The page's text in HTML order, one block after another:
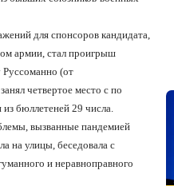
для спонсоров кандидата,
армии, стал проигрыш
Руссоманно (от
четвертое место с по
бюллетеней 29 числа.
вызванные пандемией
на улицы, беседовала с
и неравноправного